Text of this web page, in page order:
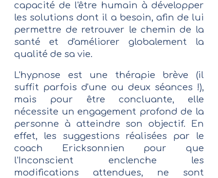
capacité de l'être humain à développer
les solutions dont il a besoin, afin de lui
permettre de retrouver le chemin de la
santé et d'améliorer globalement la
qualité de sa vie.
L'hypnose est une thérapie brève (il
suffit parfois d'une ou deux séances !),
mais pour être concluante, elle
nécessite un engagement profond de la
personne à atteindre son objectif. En
effet, les suggestions réalisées par le
coach Ericksonnien pour que
l'Inconscient enclenche les
modifications attendues, ne sont